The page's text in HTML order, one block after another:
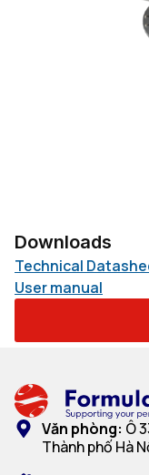
Downloads
Technical
User manual
Văn phòng: Ô
Thành phố Hà